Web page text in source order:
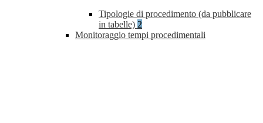
Tipologie di procedimento (da pubblicare
in tabelle) 2
Monitoraggio tempi procedimentali